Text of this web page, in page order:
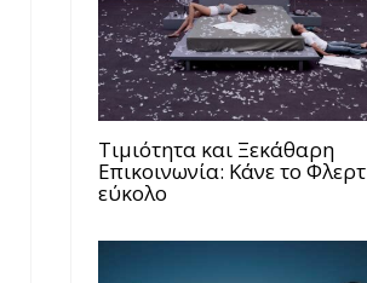
Τιμιότητα και Ξεκάθαρη
Επικοινωνία: Κάνε το Φλερτ
εύκολο